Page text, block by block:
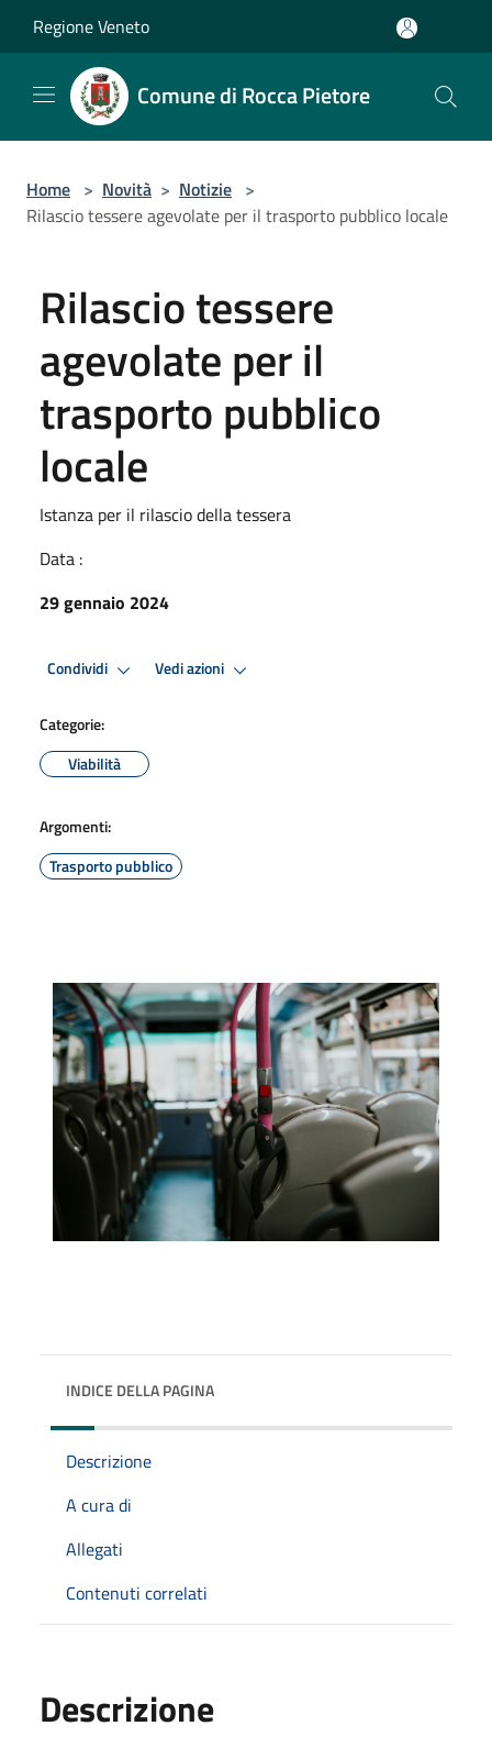
Regione Veneto
Comune di Rocca Pietore
Home > Novità > Notizie >
Rilascio tessere agevolate per il trasporto pubblico locale
Rilascio tessere
agevolate per il
trasporto pubblico
locale
Istanza per il rilascio della tessera
Data :
29 gennaio 2024
Condividi Vedi azioni
Categorie:
Viabilità
Argomenti:
Trasporto pubblico
INDICE DELLA PAGINA
Descrizione
A cura di
Allegati
Contenuti correlati
Descrizione